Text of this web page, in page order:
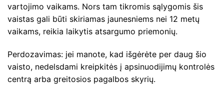
vartojimo vaikams. Nors tam tikromis sąlygomis šis
vaistas gali būti skiriamas jaunesniems nei 12 metų
vaikams, reikia laikytis atsargumo priemonių.
Perdozavimas: jei manote, kad išgėrėte per daug šio
vaisto, nedelsdami kreipkitės į apsinuodijimų kontrolės
centrą arba greitosios pagalbos skyrių.